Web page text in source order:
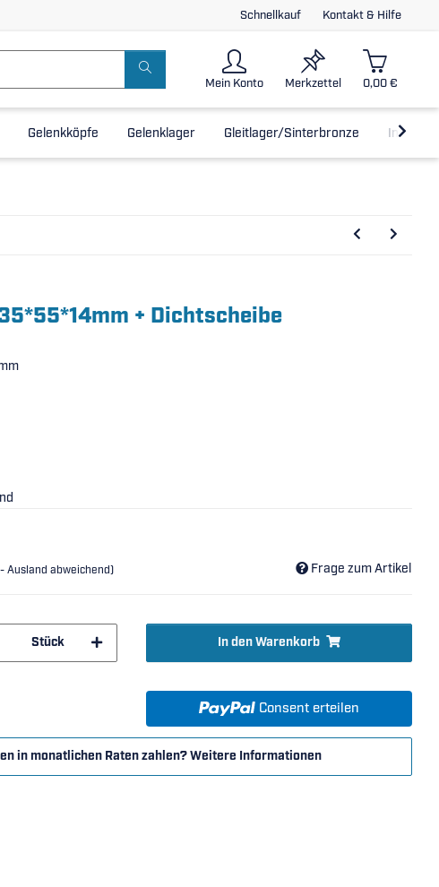
Schnellkauf Kontakt & Hilfe
Mein Konto Merkzettel 0,00 €
Gelenkköpfe Gelenklager Gleitlager/Sinterbronze Inline-
+ Dichtscheibe
- Ausland abweichend) Frage zum Artikel
Stück In den Warenkorb
Consent erteilen
in monatlichen Raten zahlen?Weitere Informationen